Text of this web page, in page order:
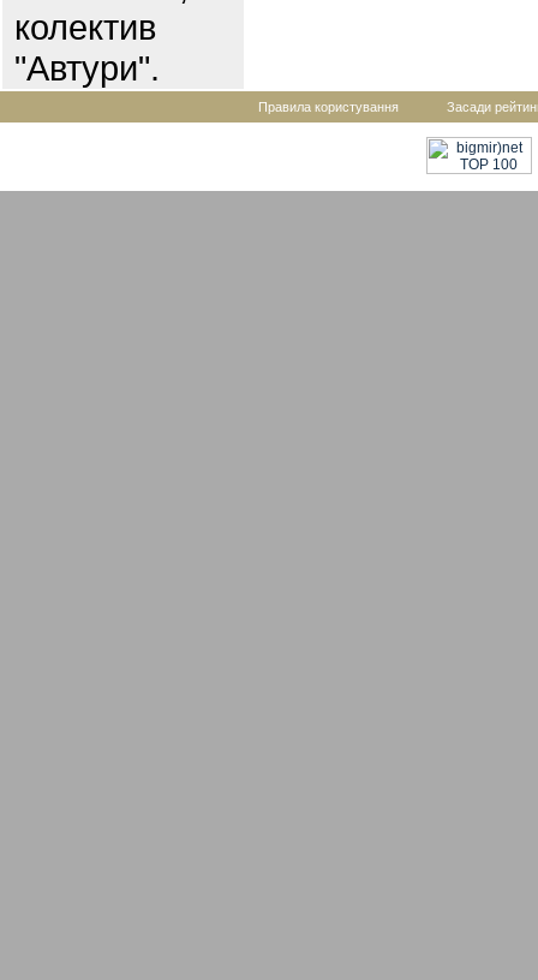
колектив
"Автури".
Правила користування Засади